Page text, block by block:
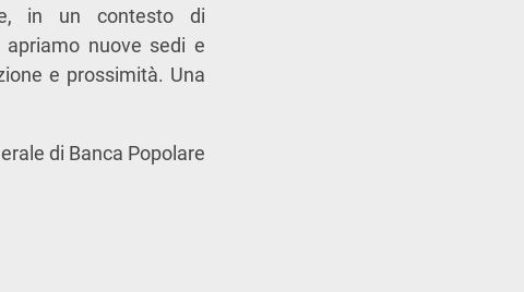
in un contesto di
nuove sedi e
e prossimità. Una
di Banca Popolare